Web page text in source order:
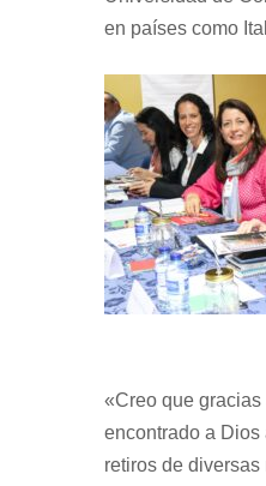
en países como
«Creo que
encontrado a Dios
retiros de